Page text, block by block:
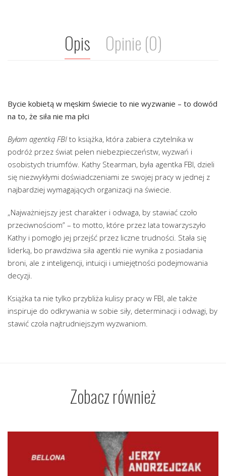
Opis Opinie (0)
Bycie kobietą w męskim świecie to nie wyzwanie – to dowód
na to, że siła nie ma płci
Byłam agentką FBI to książka, która zabiera czytelnika w
podróż przez świat pełen niebezpieczeństw, wyzwań i
osobistych triumfów. Kathy Stearman, była agentka FBI, dzieli
się niezwykłymi doświadczeniami ze swojej pracy w jednej z
najbardziej wymagających organizacji na świecie.
„Najważniejszy jest charakter i odwaga, by stawiać czoło
przeciwnościom” – to motto, które przez lata towarzyszyło
Kathy i pomogło jej przejść przez liczne trudności. Stała się
liderką, bo prawdziwa siła agentki nie wynika z posiadania
broni, ale z inteligencji, intuicji i umiejętności podejmowania
decyzji.
Książka ta nie tylko przybliża kulisy pracy w FBI, ale także
inspiruje do odkrywania w sobie siły, determinacji i odwagi, by
stawić czoła najtrudniejszym wyzwaniom.
Zobacz również